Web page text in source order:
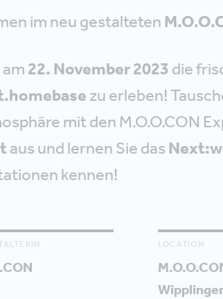
im neu gestalteten
22. November 2023 die
zu erleben!
mit den M.O.O.CON
aus und lernen Sie das
kennen!
LOCATION